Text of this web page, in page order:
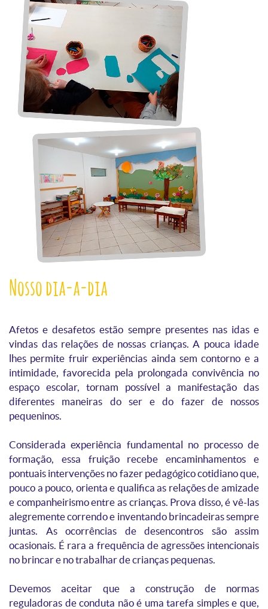
Nosso dia-a-dia
Afetos e desafetos estão sempre presentes nas idas e
vindas das relações de nossas crianças. A pouca idade
lhes permite fruir experiências ainda sem contorno e a
intimidade, favorecida pela prolongada convivência no
espaço escolar, tornam possível a manifestação das
diferentes maneiras do ser e do fazer de nossos
pequeninos.
Considerada experiência fundamental no processo de
formação, essa fruição recebe encaminhamentos e
pontuais intervenções no fazer pedagógico cotidiano que,
pouco a pouco, orienta e qualifica as relações de amizade
e companheirismo entre as crianças. Prova disso, é vê-las
alegremente correndo e inventando brincadeiras sempre
juntas. As ocorrências de desencontros são assim
ocasionais. É rara a frequência de agressões intencionais
no brincar e no trabalhar de crianças pequenas.
Devemos aceitar que a construção de normas
reguladoras de conduta não é uma tarefa simples e que,